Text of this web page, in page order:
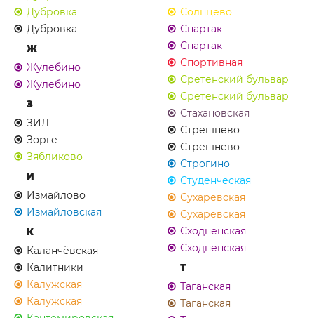
Дубровка
Дубровка
Ж
Жулебино
Жулебино
З
ЗИЛ
Зорге
Зябликово
И
Измайлово
Измайловская
К
Каланчёвская
Калитники
Калужская
Калужская
Солнцево
Спартак
Спартак
Спортивная
Сретенский бульвар
Сретенский бульвар
Стахановская
Стрешнево
Стрешнево
Строгино
Студенческая
Сухаревская
Сухаревская
Сходненская
Сходненская
Т
Таганская
Таганская